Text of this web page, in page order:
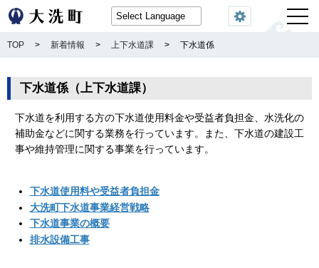
閲覧機能
TOP > 新着情報 > 上下水道課 > 下水道係
下水道係（上下水道課）
下水道を利用する方の下水道使用料金や受益者負担金、水洗化の
補助金などに関する業務を行っています。また、下水道の建設工
事や維持管理に関する事業を行っています。
下水道使用料や受益者負担金
大洗町下水道事業経営戦略
下水道事業の概要
排水設備工事